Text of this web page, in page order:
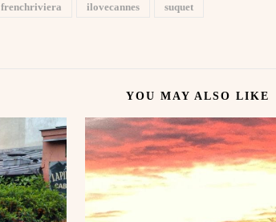
frenchriviera ilovecannes suquet
YOU MAY ALSO LIKE